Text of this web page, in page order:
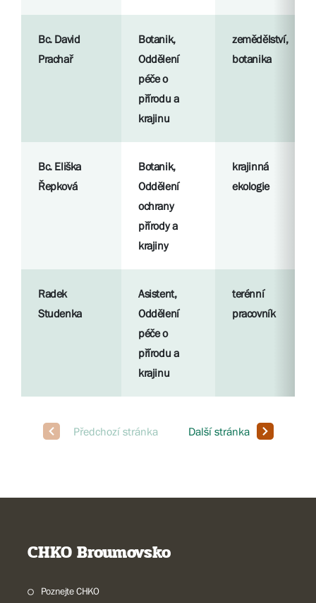
Bc. David
Prachař
Botanik,
Oddělení
péče o
přírodu a
krajinu
zemědělství,
botanika
Bc. Eliška
Řepková
Botanik,
Oddělení
ochrany
přírody a
krajiny
krajinná
ekologie
Radek
Studenka
Asistent,
Oddělení
péče o
přírodu a
krajinu
terénní
pracovník
CHKO Broumovsko
Poznejte CHKO